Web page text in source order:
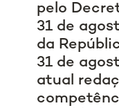
pelo
31 de
da
31 de
atual